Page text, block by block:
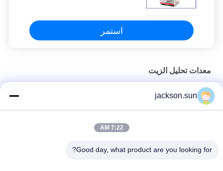
استمر
معدات تحليل الزيت
ASTM D1266 تحليل الزيت معدات البنزين والكيروسين محتوى
الكبريت تستر طريقة المصباح
jackson.sun
7:22 AM
Good day, what product are you looking for?